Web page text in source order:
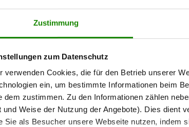
Zustimmung
zum Datenschutz
verwenden Cookies, die für den Betrieb unserer
ein, um bestimmte Informationen beim
dem zustimmen. Zu den Informationen zählen
und Weise der Nutzung der Angebote). Dies dient
Sie als Besucher unsere Webseite nutzen, indem
viel Stauraum
Stauraum und eine moderne Optik
sowie einem integrierten Kühlschrank. Sie